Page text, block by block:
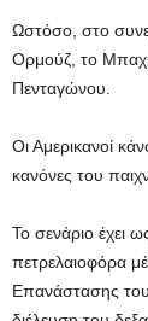
Ωστόσο, στο
Ορμούζ, το
Πενταγώνου.
Οι Αμερικανοί
κανόνες του
Το σενάριο έχει
πετρελαιοφόρα
Επανάστασης του